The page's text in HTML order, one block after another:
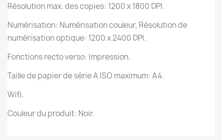
Résolution max. des copies: 1200 x 1800 DPI.
Numérisation: Numérisation couleur, Résolution de
numérisation optique: 1200 x 2400 DPI.
Fonctions recto verso: Impression.
Taille de papier de série A ISO maximum: A4.
Wifi.
Couleur du produit: Noir.